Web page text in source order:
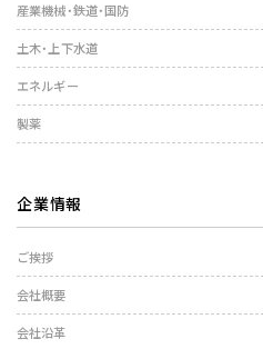
産業機械・鉄道・国防
土木・上下水道
エネルギー
製薬
企業情報
ご挨拶
会社概要
会社沿革